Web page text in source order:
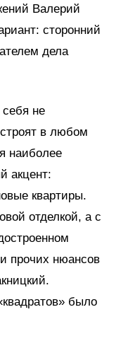
Валерий
сторонний
дела
не
в любом
наиболее
акцент:
квартиры.
отделкой, а с
прочих нюансов
было